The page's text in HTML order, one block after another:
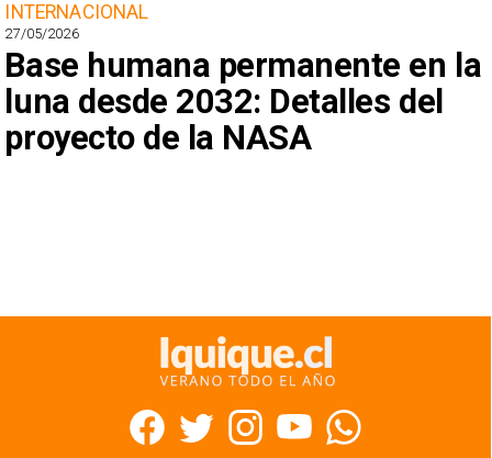
INTERNACIONAL
27/05/2026
Base humana permanente en la
luna desde 2032: Detalles del
proyecto de la NASA